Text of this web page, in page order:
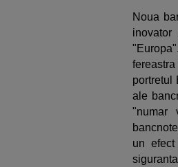
Noua
portretul
ale
"numar
un